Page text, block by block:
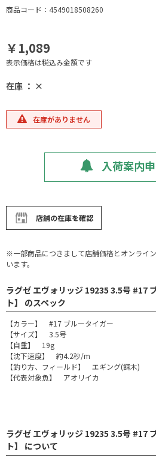
商品コード：4549018508260
￥1,089
表示価格は税込み金額です
在庫 ： ×
在庫がありません
入荷案内
店舗の在庫を確認
※一部商品につきまして店舗価格とオンライ
います。
ラグゼ エヴォリッジ 19235 3.5号 #17
ト】 のスペック
【カラー】 #17 ブルータイガー
【サイズ】 3.5号
【自重】 19g
【沈下速度】 約4.2秒/m
【釣り方、フィールド】 エギング(餌木)
【代表対象魚】 アオリイカ
ラグゼ エヴォリッジ 19235 3.5号 #17
ト】 について